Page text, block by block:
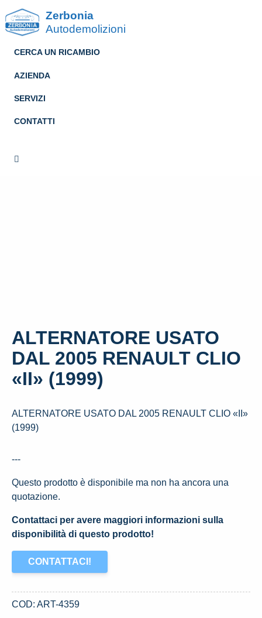
Zerbonia
Autodemolizioni
CERCA UN RICAMBIO
AZIENDA
SERVIZI
CONTATTI
ALTERNATORE USATO
DAL 2005 RENAULT CLIO
«II» (1999)
ALTERNATORE USATO DAL 2005 RENAULT CLIO «II»
(1999)
---
Questo prodotto è disponibile ma non ha ancora una
quotazione.
Contattaci per avere maggiori informazioni sulla
disponibilità di questo prodotto!
CONTATTACI!
COD: ART-4359